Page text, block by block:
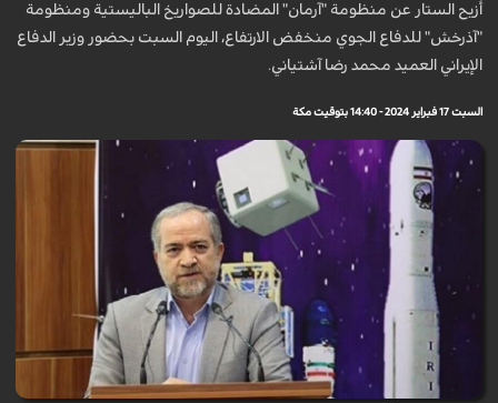
أزيح الستار عن منظومة "آرمان" المضادة للصواريخ الباليستية ومنظومة
"آذرخش" للدفاع الجوي منخفض الارتفاع، اليوم السبت بحضور وزير الدفاع
الإيراني العميد محمد رضا آشتياني.
السبت 17 فبراير 2024 - 14:40 بتوقيت مكة